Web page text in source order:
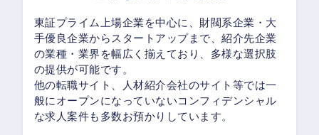
東証プライム上場企業を中心に、財閥系企業・大
手優良企業からスタートアップまで、紹介先企業
の業種・業界を幅広く揃えており、多様な選択肢
の提供が可能です。
他の転職サイト、人材紹介会社のサイト等では一
般にオープンになっていないコンフィデンシャル
な求人案件も多数お預かりしています。